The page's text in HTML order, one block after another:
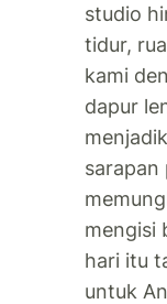
studio
tidur,
kami
dapur
sarapan
mengisi
hari itu
untuk